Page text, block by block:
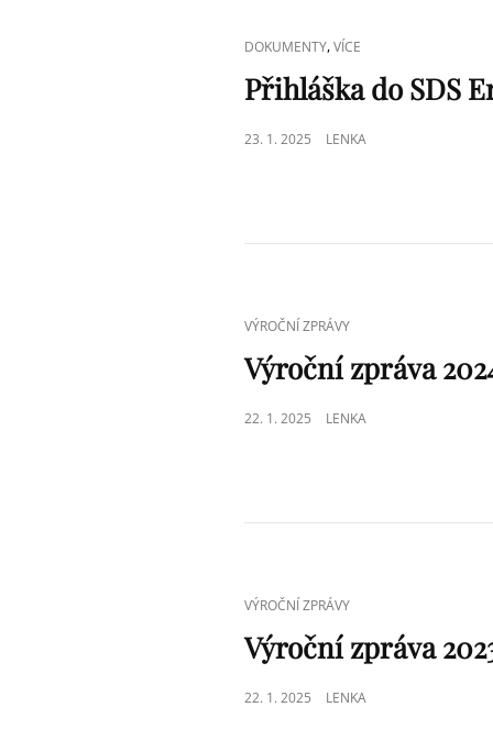
CAT
LINKS
DOKUMENTY,VÍCE
Přihláška do SDS
POSTED
23. 1. 2025 LENKA
CAT
LINKS
VÝROČNÍ ZPRÁVY
Výroční zpráva
POSTED
22. 1. 2025 LENKA
CAT
LINKS
VÝROČNÍ ZPRÁVY
Výroční zpráva
POSTED
22. 1. 2025 LENKA